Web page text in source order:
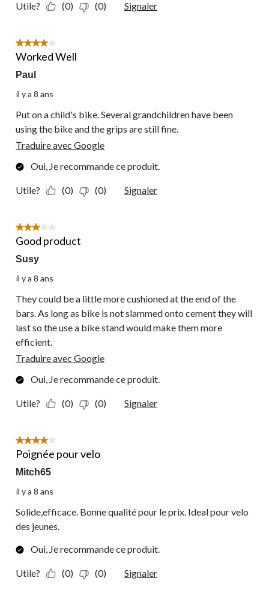
Utile? (0) (0) Signaler
4 étoile(s) sur 5.
Worked Well
Paul
il y a 8 ans
Put on a child's bike. Several grandchildren have been
using the bike and the grips are still fine.
Traduire avec Google
Oui, Je recommande ce produit.
Utile? (0) (0) Signaler
3 étoile(s) sur 5.
Good product
Susy
il y a 8 ans
They could be a little more cushioned at the end of the
bars. As long as bike is not slammed onto cement they will
last so the use a bike stand would make them more
efficient.
Traduire avec Google
Oui, Je recommande ce produit.
Utile? (0) (0) Signaler
4 étoile(s) sur 5.
Poignée pour velo
Mitch65
il y a 8 ans
Solide,efficace. Bonne qualité pour le prix. Ideal pour velo
des jeunes.
Oui, Je recommande ce produit.
Utile? (0) (0) Signaler